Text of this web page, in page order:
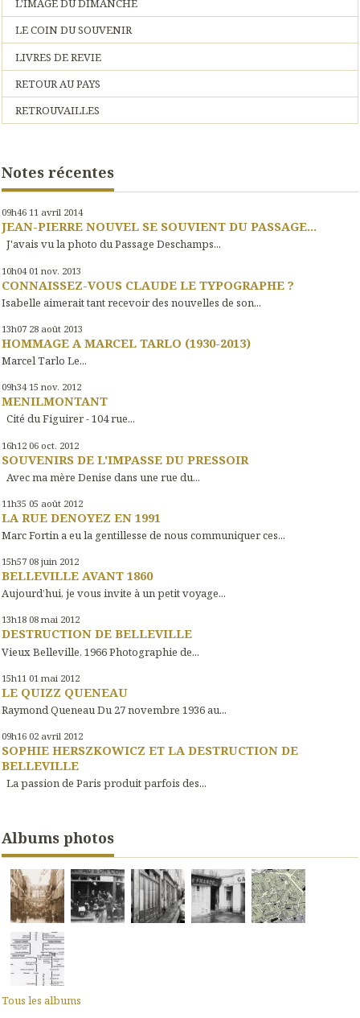
L'IMAGE DU DIMANCHE
LE COIN DU SOUVENIR
LIVRES DE REVIE
RETOUR AU PAYS
RETROUVAILLES
Notes récentes
09h46 11 avril 2014
JEAN-PIERRE NOUVEL SE SOUVIENT DU PASSAGE...
J'avais vu la photo du Passage Deschamps...
10h04 01 nov. 2013
CONNAISSEZ-VOUS CLAUDE LE TYPOGRAPHE ?
Isabelle aimerait tant recevoir des nouvelles de son...
13h07 28 août 2013
HOMMAGE A MARCEL TARLO (1930-2013)
Marcel Tarlo Le...
09h34 15 nov. 2012
MENILMONTANT
Cité du Figuirer - 104 rue...
16h12 06 oct. 2012
SOUVENIRS DE L'IMPASSE DU PRESSOIR
Avec ma mère Denise dans une rue du...
11h35 05 août 2012
LA RUE DENOYEZ EN 1991
Marc Fortin a eu la gentillesse de nous communiquer ces...
15h57 08 juin 2012
BELLEVILLE AVANT 1860
Aujourd’hui, je vous invite à un petit voyage...
13h18 08 mai 2012
DESTRUCTION DE BELLEVILLE
Vieux Belleville, 1966 Photographie de...
15h11 01 mai 2012
LE QUIZZ QUENEAU
Raymond Queneau Du 27 novembre 1936 au...
09h16 02 avril 2012
SOPHIE HERSZKOWICZ ET LA DESTRUCTION DE
BELLEVILLE
La passion de Paris produit parfois des...
Albums photos
Tous les albums